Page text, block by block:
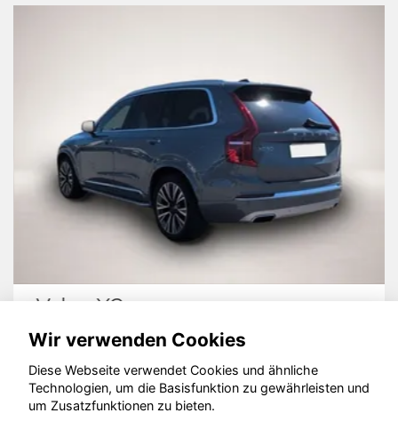
Volvo XC90
© konjunkturmotor.de GmbH 2020 - 2026
Wir verwenden Cookies
Diese Webseite verwendet Cookies und ähnliche
Technologien, um die Basisfunktion zu gewährleisten und
um Zusatzfunktionen zu bieten.